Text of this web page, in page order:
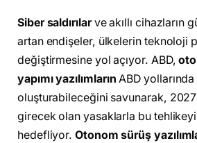
Siber saldırılarve akıllı cihazların
artan endişeler, ülkelerin teknoloji
değiştirmesine yol açıyor. ABD,
yapımı yazılımların ABD
oluşturabileceğini savunarak,
girecek olan yasaklarla bu
hedefliyor.Otonom sürüş